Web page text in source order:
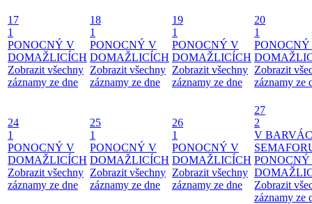
17
1
PONOCNÝ V
DOMAŽLICÍCH
Zobrazit všechny
záznamy ze dne
18
1
PONOCNÝ V
DOMAŽLICÍCH
Zobrazit všechny
záznamy ze dne
19
1
PONOCNÝ V
DOMAŽLICÍCH
Zobrazit všechny
záznamy ze dne
20
1
Zobrazit
záznamy ze
24
1
PONOCNÝ V
DOMAŽLICÍCH
Zobrazit všechny
záznamy ze dne
25
1
PONOCNÝ V
DOMAŽLICÍCH
Zobrazit všechny
záznamy ze dne
26
1
PONOCNÝ V
DOMAŽLICÍCH
Zobrazit všechny
záznamy ze dne
27
2
V
Zobrazit
záznamy ze